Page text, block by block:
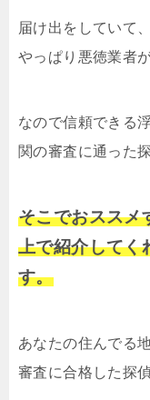
届け出をしていて
やっぱり悪徳業者
なので信頼できる
関の審査に通った
そこでおススメ
上で紹介してく
す。
あなたの住んでる
審査に合格した探